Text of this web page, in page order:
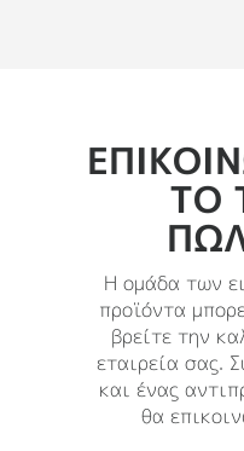
ΤΟ
Η ομάδα των
προϊόντα
βρείτε την
εταιρεία σας.
και ένας
θα